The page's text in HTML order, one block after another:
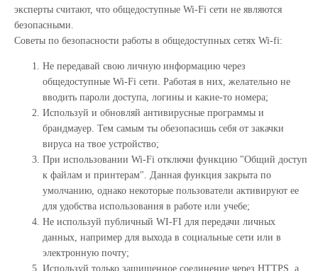
эксперты считают, что общедоступные Wi-Fi сети не являются
безопасными.
Советы по безопасности работы в общедоступных сетях Wi-fi:
Не передавай свою личную информацию через
общедоступные Wi-Fi сети. Работая в них, желательно не
вводить пароли доступа, логины и какие-то номера;
Используй и обновляй антивирусные программы и
брандмауер. Тем самым ты обезопасишь себя от закачки
вируса на твое устройство;
При использовании Wi-Fi отключи функцию "Общий доступ
к файлам и принтерам". Данная функция закрыта по
умолчанию, однако некоторые пользователи активируют ее
для удобства использования в работе или учебе;
Не используй публичный WI-FI для передачи личных
данных, например для выхода в социальные сети или в
электронную почту;
Используй только защищенное соединение через HTTPS, а